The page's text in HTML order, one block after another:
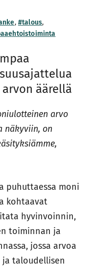
, #talous,
äärellä
arvo
näkyviin, on
puhuttaessa moni
kohtaavat
hyvinvoinnin,
toiminnan ja
jossa arvoa
taloudellisen